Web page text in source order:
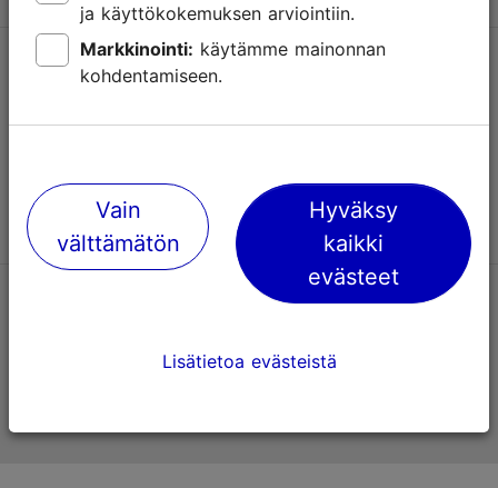
Tuki
Ota yhteyttä
Viron virallinen matkailusivusto
ja käyttökokemuksen arviointiin.
Markkinointi:
kohdentamiseen.
Vain
välttämätön
Hyväksy
kaikki
evästeet
Lisätietoa evästeistä